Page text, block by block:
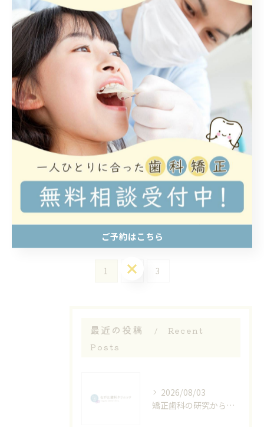
矯正歯科のプロモーターが語る用語解説
と費用比較のポイント
2026/06/15
矯正歯科選びで安心を実現する大阪府堺
市大阪市東成区の通院しやすさと費用相
場のポイント
2026/06/08
矯正歯科で自分に合う矯正器具選び方と
装置の違いを徹底比較
2026/06/01
1 2 3
最近の投稿
Recent
Posts
2026/08/03
矯正歯科の研究から見る大阪府堺市大阪市東成区で安心して選ぶための医院比較ポイント
ご予約はこちら
ご予約はこちら